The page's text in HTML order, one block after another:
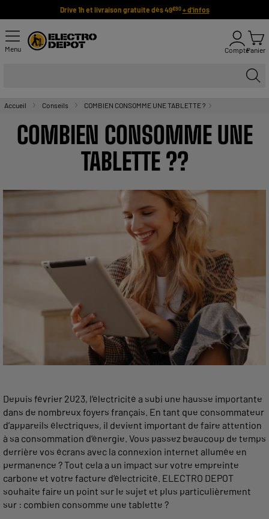
Drive 1h et livraison gratuite dès 49€90 + d'infos
Menu ComptePanier
Accueil Conseils COMBIEN CONSOMME UNE TABLETTE ?
COMBIEN CONSOMME UNE
TABLETTE ??
Depuis février 2023, l’électricité a subi une hausse importante
dans de nombreux foyers français. En tant que consommateur
d’appareils électriques, il devient important de faire attention
à sa consommation d’énergie. Vous passez beaucoup de temps
derrière vos écrans avec la connexion internet allumée en
permanence ? Tout cela a un impact sur votre empreinte
carbone et votre facture d’électricité. ELECTRO DEPOT
souhaite faire un point sur le sujet et plus particulièrement
sur : combien consomme une tablette ?